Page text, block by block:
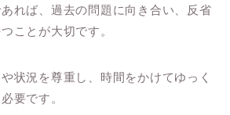
れば、過去の問題に向き合い、反省
ことが大切です。
状況を尊重し、時間をかけてゆっく
要です。